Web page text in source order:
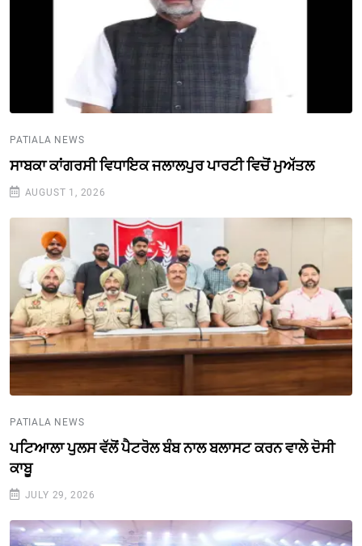
PATIALA NEWS
ਸਾਬਕਾ ਕਾਂਗਰਸੀ ਵਿਧਾਇਕ ਜਲਾਲਪੁਰ ਪਾਰਟੀ ਵਿਚੋਂ ਮੁਅੱਤਲ
AUGUST 1, 2026
PATIALA NEWS
ਪਟਿਆਲਾ ਪੁਲਸ ਵੱਲੋਂ ਪੈਟਰੋਲ ਬੰਬ ਨਾਲ ਬਲਾਸਟ ਕਰਨ ਵਾਲੇ ਦੋਸੀ
ਕਾਬੂ
JULY 29, 2026